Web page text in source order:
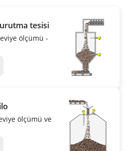
tesisi
ölçümü -
ölçümü ve